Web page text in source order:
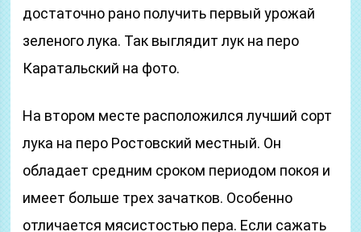
достаточно рано получить первый урожай
зеленого лука. Так выглядит лук на перо
Каратальский на фото.
На втором месте расположился лучший сорт
лука на перо Ростовский местный. Он
обладает средним сроком периодом покоя и
имеет больше трех зачатков. Особенно
отличается мясистостью пера. Если сажать